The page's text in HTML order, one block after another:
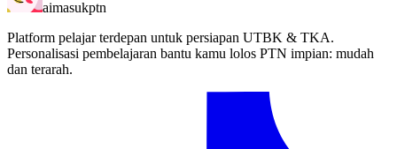
aimasukptn
Platform pelajar terdepan untuk persiapan UTBK & TKA.
Personalisasi pembelajaran bantu kamu lolos PTN impian: mudah
dan terarah.